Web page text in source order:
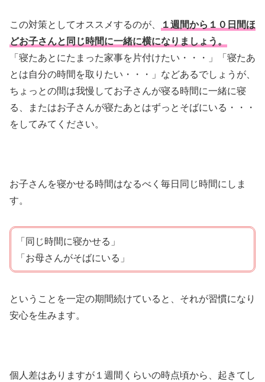
この対策としてオススメするのが、
１週間から１０日間ほ
どお子さんと同じ時間に一緒に横になりましょう。
「寝たあとにたまった家事を片付けたい・・・」「寝たあ
とは自分の時間を取りたい・・・」などあるでしょうが、
ちょっとの間は我慢してお子さんが寝る時間に一緒に寝
る、またはお子さんが寝たあとはずっとそばにいる・・・
をしてみてください。
お子さんを寝かせる時間はなるべく毎日同じ時間にしま
す。
「同じ時間に寝かせる」
「お母さんがそばにいる」
ということを一定の期間続けていると、それが習慣になり
安心を生みます。
個人差はありますが１週間くらいの時点頃から、起きてし